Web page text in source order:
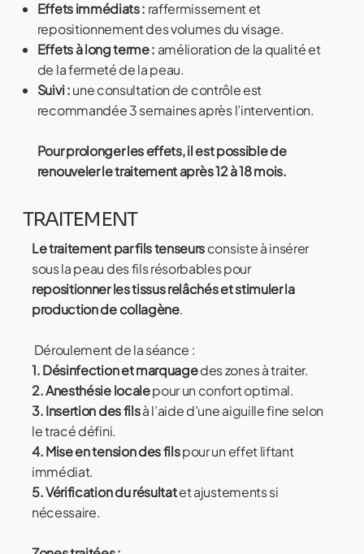
TRAITEMENT
Le traitement par fils tenseursconsiste à insérer
sous la peau des fils résorbables pour
repositionner les tissus relâchés et stimuler la
production de collagène.
Déroulement de la séance :
1. Désinfection et marquagedes zones à traiter.
2. Anesthésie localepour un confort optimal.
3. Insertion des filsà l’aide d’une aiguille fine selon
le tracé défini.
4. Mise en tension des filspour un effet liftant
immédiat.
5. Vérification du résultatet ajustements si
nécessaire.
Effets immédiats : raffermissement et
repositionnement des volumes du visage.
Effets à long terme : amélioration de la qualité et
de la fermeté de la peau.
Suivi :une consultation de contrôle est
recommandée 3 semaines après l’intervention.
Pour prolonger les effets, il est possible de
renouveler le traitement après 12 à 18 mois.